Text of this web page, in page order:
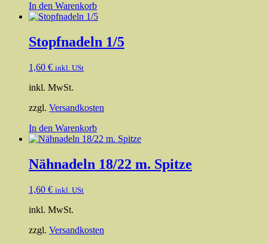
In den Warenkorb
Stopfnadeln 1/5
1,60 € inkl. USt
inkl. MwSt.
zzgl. Versandkosten
In den Warenkorb
Nähnadeln 18/22 m. Spitze
1,60 € inkl. USt
inkl. MwSt.
zzgl. Versandkosten